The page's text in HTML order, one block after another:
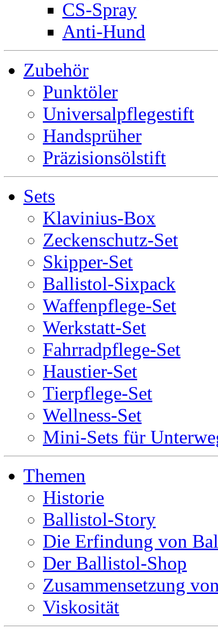
CS-Spray
Anti-Hund
Zubehör
Punktöler
Universalpflegestift
Handsprüher
Präzisionsölstift
Sets
Klavinius-Box
Zeckenschutz-Set
Skipper-Set
Ballistol-Sixpack
Waffenpflege-Set
Werkstatt-Set
Fahrradpflege-Set
Haustier-Set
Tierpflege-Set
Wellness-Set
Mini-Sets für
Themen
Historie
Ballistol-Story
Die Erfindung von
Der Ballistol-Shop
Zusammensetzung
Viskosität